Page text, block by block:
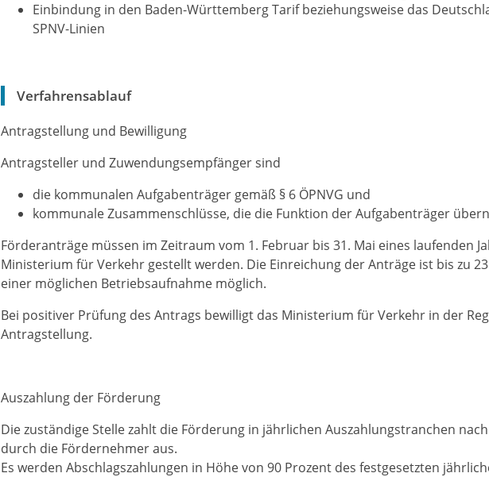
Einbindung in den Baden-Württemberg Tarif beziehungsweise das
SPNV-Linien
Verfahrensablauf
Antragstellung und Bewilligung
Antragsteller und Zuwendungsempfänger sind
die kommunalen Aufgabenträger gemäß § 6 ÖPNVG und
kommunale Zusammenschlüsse, die die Funktion der Aufgabenträger
Förderanträge müssen im Zeitraum vom 1. Februar bis 31. Mai eines laufenden
Ministerium für Verkehr gestellt werden. Die Einreichung der Anträge ist bis zu
einer möglichen Betriebsaufnahme möglich.
Bei positiver Prüfung des Antrags bewilligt das Ministerium für Verkehr in der
Antragstellung.
Auszahlung der Förderung
Die zuständige Stelle zahlt die Förderung in jährlichen Auszahlungstranchen
durch die Fördernehmeraus.
Es werden Abschlagszahlungen in Höhe von 90 Prozent des festgesetzten